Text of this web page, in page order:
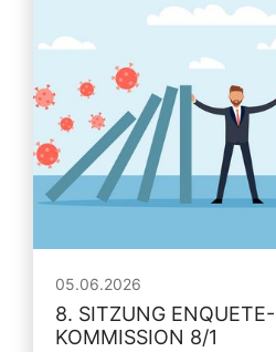
05.06.2026
8. SITZUNG ENQUETE-
KOMMISSION 8/1